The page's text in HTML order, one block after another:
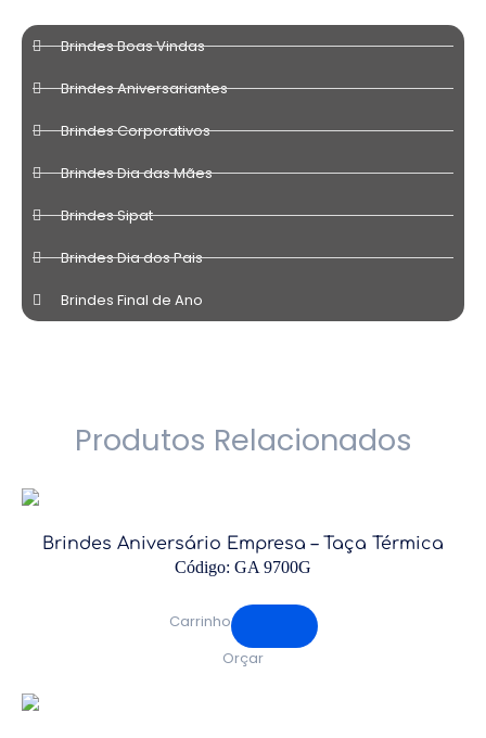
Brindes Boas Vindas
Brindes Aniversariantes
Brindes Corporativos
Brindes Dia das Mães
Brindes Sipat
Brindes Dia dos Pais
Brindes Final de Ano
Produtos Relacionados
Brindes Aniversário Empresa – Taça Térmica
Código: GA 9700G
Carrinho
Orçar